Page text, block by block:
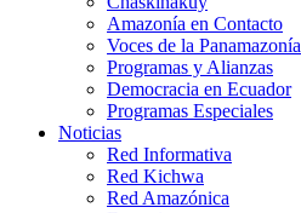
Amazonía en Contacto
Voces de la Panamazonía
Programas y Alianzas
Democracia en Ecuador
Programas Especiales
Noticias
Red Informativa
Red Kichwa
Red Amazónica